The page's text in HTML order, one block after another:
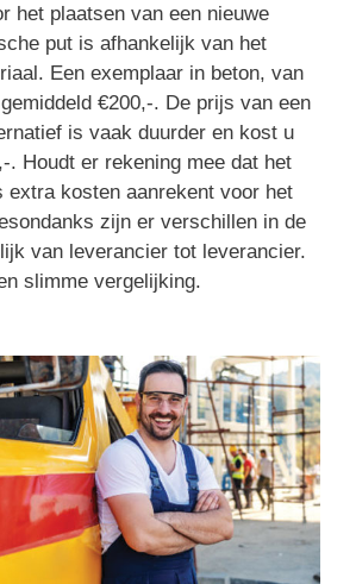
het plaatsen van een nieuwe
put is afhankelijk van het
Een exemplaar in beton, van
€200,-. De prijs van een
is vaak duurder en kost u
. Houdt er rekening mee dat het
extra kosten aanrekent voor het
zijn er verschillen in de
van leverancier tot leverancier.
slimme vergelijking.